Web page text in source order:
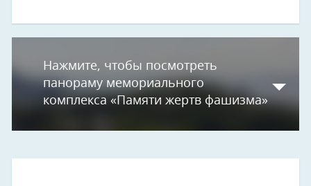
Нажмите, чтобы посмотреть
панораму мемориального
комплекса «Памяти жертв фашизма»